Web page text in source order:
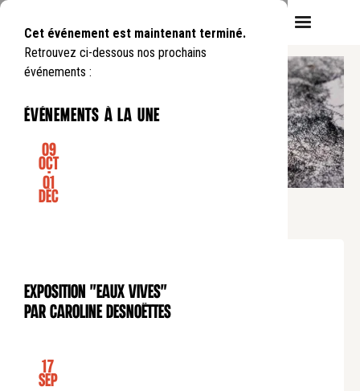
Cet événement est maintenant terminé.
Retrouvez ci-dessous nos prochains
événements :
événements à la une
EXPOSITION
09
Oct
-
01
Déc
Exposition "Eaux Vives"
par Caroline Desnoëttes
17
Sep
EXPOSITION
En partenariat avec Fedrigoni, Dezzig & Chéret
Crédit de l'image : Youenn Piolet